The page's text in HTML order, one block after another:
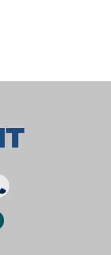
Phone